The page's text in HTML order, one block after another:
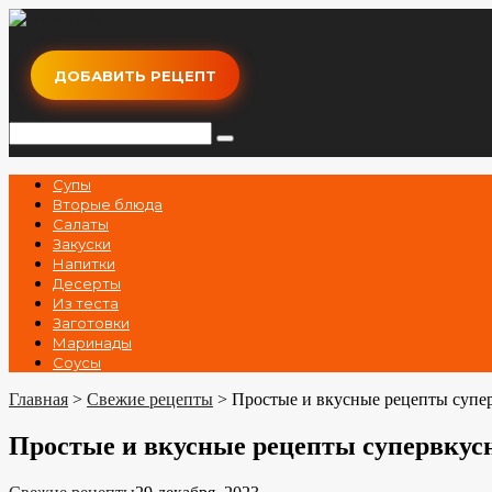
Перейти
контенту
ДОБАВИТЬ РЕЦЕПТ
Супы
Вторые блюда
Салаты
Закуски
Напитки
Десерты
Из теста
Заготовки
Маринады
Соусы
Главная > Свежие рецепты > Простые и вкусные рецепты
Простые и вкусные рецепты